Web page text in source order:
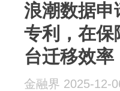
浪潮数据申
专利，在保
台迁移效率
金融界 2025-12-